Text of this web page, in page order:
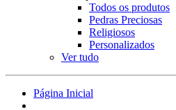
Todos os produtos
Pedras Preciosas
Religiosos
Personalizados
Ver tudo
Página Inicial